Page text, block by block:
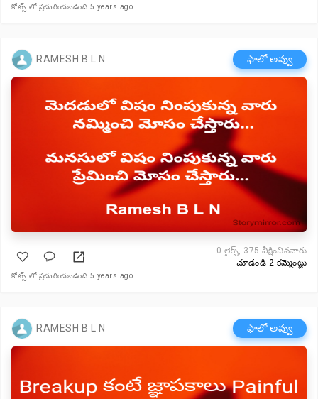
కోట్స్ లో ప్రచురించబడింది 5 years ago
RAMESH B L N ఫాలో అవ్వు
0 లైక్స్, 375 వీక్షించినవారు
చూడండి 2 కమ్మెంట్లు
కోట్స్ లో ప్రచురించబడింది 5 years ago
RAMESH B L N ఫాలో అవ్వు